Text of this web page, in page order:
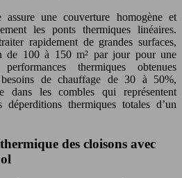
assure une couverture homogène et
les ponts thermiques linéaires.
rapidement de grandes surfaces,
de 100 à 150 m² par jour pour une
thermiques obtenues
de chauffage de 30 à 50%,
dans les combles qui représentent
déperditions thermiques totales d’un
des cloisons avec